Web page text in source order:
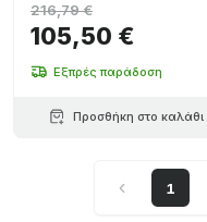
105,50 €
216,79 €
Εξπρές παράδοση
Προσθήκη στο καλάθι
1